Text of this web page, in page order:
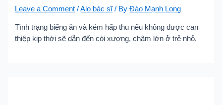
Leave a Comment /Alo bác sĩ/ ByĐào Mạnh Long
Tình trạng biếng ăn và kém hấp thu nếu không được can
thiệp kịp thời sẽ dẫn đến còi xương, chậm lớn ở trẻ nhỏ.